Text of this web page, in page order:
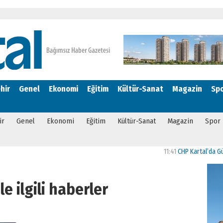
Genel Ekonomi Eğitim Kültür-Sanat Magazin
Genel Ekonomi Eğitim Kültür-Sanat Magazin Spor
CHP Kartal’da Gülşen Neşe
ilgili haberler